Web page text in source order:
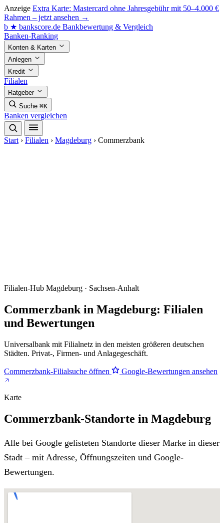
Anzeige Extra Karte: Mastercard ohne Jahresgebühr mit 50–4.000 €
Rahmen – jetzt ansehen →
b ★ bankscore.de Bankbewertung & Vergleich
Banken-Ranking
Konten & Karten
Anlegen
Kredit
Filialen
Ratgeber
Suche ⌘K
Banken vergleichen
Start › Filialen › Magdeburg › Commerzbank
Filialen-Hub Magdeburg · Sachsen-Anhalt
Commerzbank in Magdeburg: Filialen
und Bewertungen
Universalbank mit Filialnetz in den meisten größeren deutschen
Städten. Privat-, Firmen- und Anlagegeschäft.
Commerzbank-Filialsuche öffnen Google-Bewertungen ansehen
Karte
Commerzbank-Standorte in Magdeburg
Alle bei Google gelisteten Standorte dieser Marke in dieser
Stadt – mit Adresse, Öffnungszeiten und Google-
Bewertungen.